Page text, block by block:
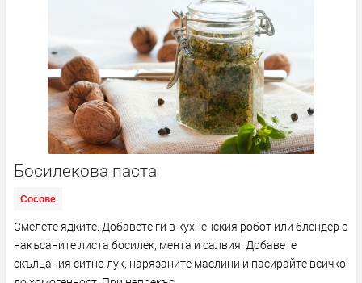
Босилекова паста
Сосове
Смелете ядките. Добавете ги в кухненския робот или блендер с
накъсаните листа босилек, мента и салвия. Добавете
скълцания ситно лук, нарязаните маслини и пасирайте всичко